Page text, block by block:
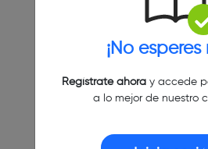
¡No esperes
Regístrate ahoray accede
a lo mejor de nuestro